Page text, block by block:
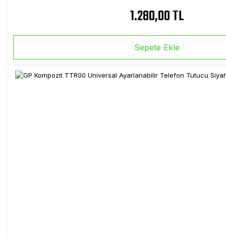
1.280,00 TL
Sepete Ekle